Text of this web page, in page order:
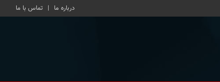
درباره ما تماس با ما